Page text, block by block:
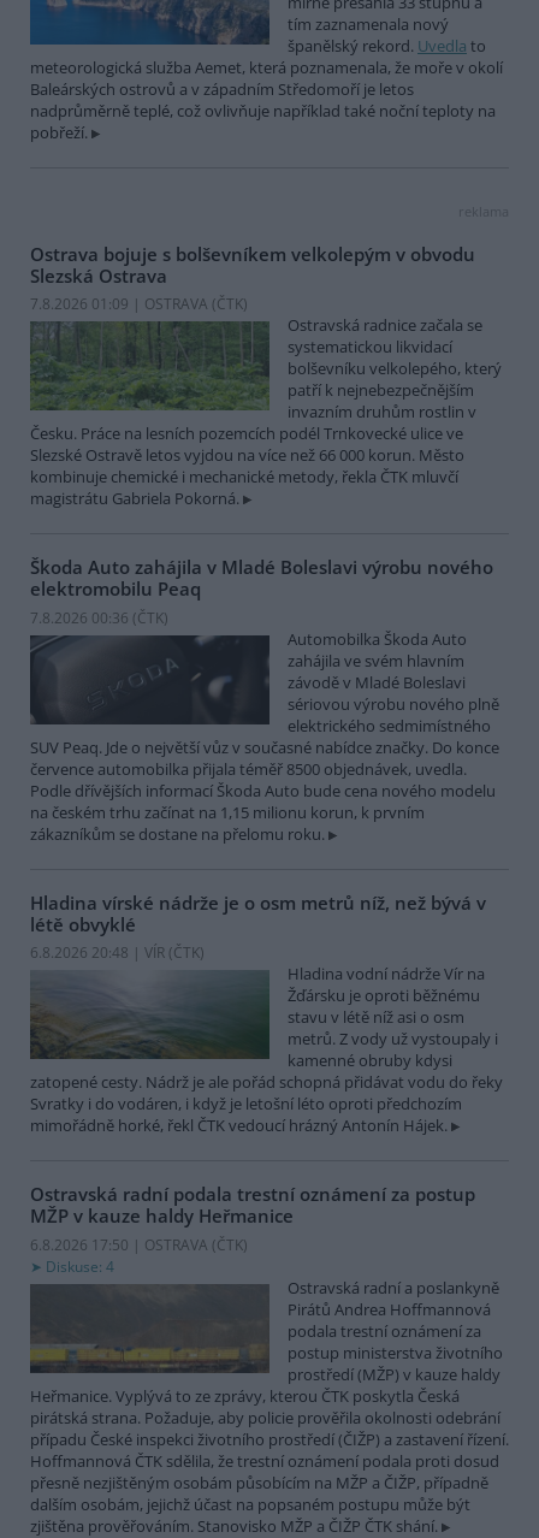
tím zaznamenala nový
španělský rekord. Uvedla to
meteorologická služba Aemet, která poznamenala, že moře v okolí
Baleárských ostrovů a v západním Středomoří je letos
nadprůměrně teplé, což ovlivňuje například také noční teploty na
pobřeží.
reklama
Ostrava bojuje s bolševníkem velkolepým v obvodu
Slezská Ostrava
7.8.2026 01:09 | OSTRAVA (ČTK)
Ostravská radnice začala se
systematickou likvidací
bolševníku velkolepého, který
patří k nejnebezpečnějším
invazním druhům rostlin v
Česku. Práce na lesních pozemcích podél Trnkovecké ulice ve
Slezské Ostravě letos vyjdou na více než 66 000 korun. Město
kombinuje chemické i mechanické metody, řekla ČTK mluvčí
magistrátu Gabriela Pokorná.
Škoda Auto zahájila v Mladé Boleslavi výrobu nového
elektromobilu Peaq
7.8.2026 00:36 (ČTK)
Automobilka Škoda Auto
zahájila ve svém hlavním
závodě v Mladé Boleslavi
sériovou výrobu nového plně
elektrického sedmimístného
SUV Peaq. Jde o největší vůz v současné nabídce značky. Do konce
července automobilka přijala téměř 8500 objednávek, uvedla.
Podle dřívějších informací Škoda Auto bude cena nového modelu
na českém trhu začínat na 1,15 milionu korun, k prvním
zákazníkům se dostane na přelomu roku.
Hladina vírské nádrže je o osm metrů níž, než bývá v
létě obvyklé
6.8.2026 20:48 | VÍR (ČTK)
Hladina vodní nádrže Vír na
Žďársku je oproti běžnému
stavu v létě níž asi o osm
metrů. Z vody už vystoupaly i
kamenné obruby kdysi
zatopené cesty. Nádrž je ale pořád schopná přidávat vodu do řeky
Svratky i do vodáren, i když je letošní léto oproti předchozím
mimořádně horké, řekl ČTK vedoucí hrázný Antonín Hájek.
Ostravská radní podala trestní oznámení za postup
MŽP v kauze haldy Heřmanice
6.8.2026 17:50 | OSTRAVA (ČTK)
Diskuse: 4
Ostravská radní a poslankyně
Pirátů Andrea Hoffmannová
podala trestní oznámení za
postup ministerstva životního
prostředí (MŽP) v kauze haldy
Heřmanice. Vyplývá to ze zprávy, kterou ČTK poskytla Česká
pirátská strana. Požaduje, aby policie prověřila okolnosti odebrání
případu České inspekci životního prostředí (ČIŽP) a zastavení řízení.
Hoffmannová ČTK sdělila, že trestní oznámení podala proti dosud
přesně nezjištěným osobám působícím na MŽP a ČIŽP, případně
dalším osobám, jejichž účast na popsaném postupu může být
zjištěna prověřováním. Stanovisko MŽP a ČIŽP ČTK shání.